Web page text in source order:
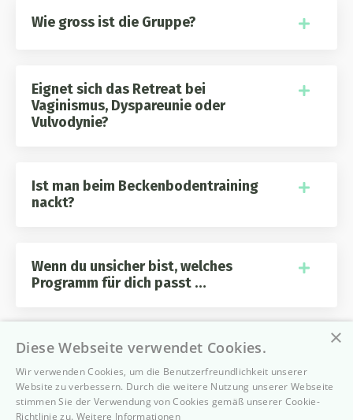
Wie gross ist die Gruppe?
Eignet sich das Retreat bei
Vaginismus, Dyspareunie oder
Vulvodynie?
Ist man beim Beckenbodentraining
nackt?
Wenn du unsicher bist, welches
Programm für dich passt …
Wie sind die Storno- und
×
Diese Webseite verwendet Cookies.
Wir verwenden Cookies, um die Benutzerfreundlichkeit unserer
Website zu verbessern. Durch die weitere Nutzung unserer Webseite
stimmen Sie der Verwendung von Cookies gemäß unserer Cookie-
Richtlinie zu. Weitere Informationen